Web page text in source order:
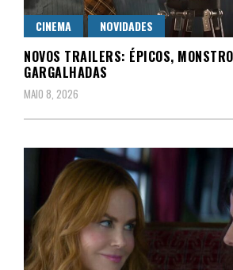
CINEMA NOVIDADES
NOVOS TRAILERS: ÉPICOS,
GARGALHADAS
MAIO 8, 2026